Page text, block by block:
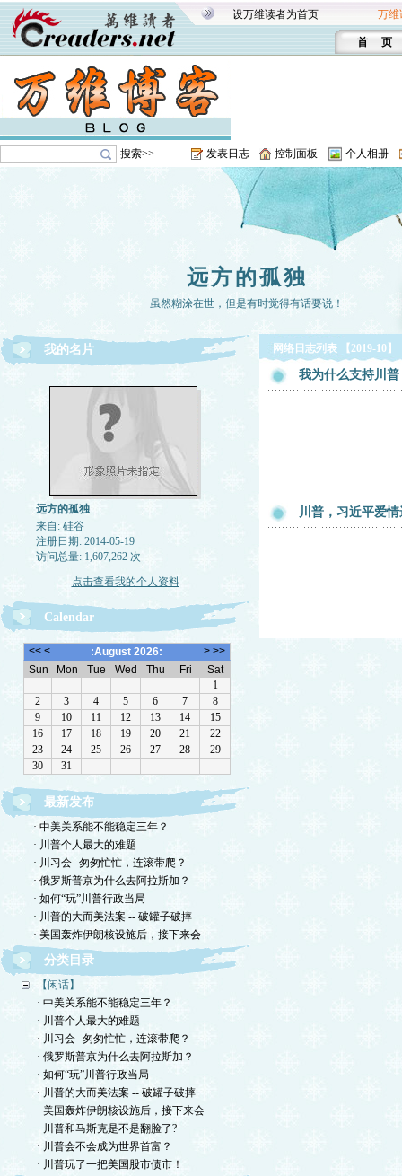
设万维读者为首页 万维
首 页
搜索>> 发表日志 控制面板 个人相册
远方的孤独
虽然糊涂在世，但是有时觉得有话要说！
我的名片
远方的孤独
来自: 硅谷
注册日期: 2014-05-19
访问总量: 1,607,262 次
点击查看我的个人资料
Calendar
最新发布
· 中美关系能不能稳定三年？
· 川普个人最大的难题
· 川习会--匆匆忙忙，连滚带爬？
· 俄罗斯普京为什么去阿拉斯加？
· 如何“玩”川普行政当局
· 川普的大而美法案 -- 破罐子破摔
· 美国轰炸伊朗核设施后，接下来会
分类目录
【闲话】
· 中美关系能不能稳定三年？
· 川普个人最大的难题
· 川习会--匆匆忙忙，连滚带爬？
· 俄罗斯普京为什么去阿拉斯加？
· 如何“玩”川普行政当局
· 川普的大而美法案 -- 破罐子破摔
· 美国轰炸伊朗核设施后，接下来会
· 川普和马斯克是不是翻脸了?
· 川普会不会成为世界首富？
· 川普玩了一把美国股市债市！
网络日志列表 【2019-10】
我为什么支持川普
川普，习近平爱